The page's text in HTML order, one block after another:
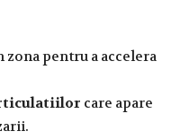
zona pentru a accelera
care apare